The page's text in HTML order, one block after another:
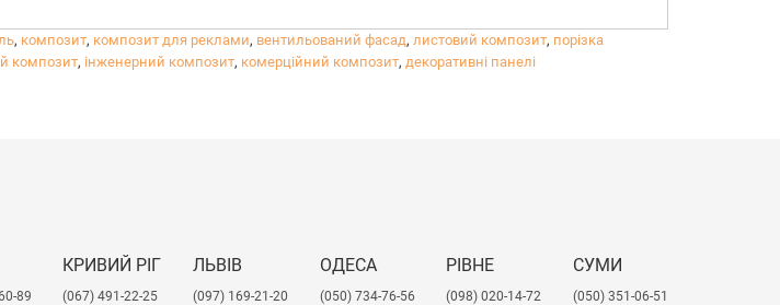
, композит, композит для реклами, вентильований фасад, листовий композит, порізка
композит, інженерний композит, комерційний композит, декоративні панелі
89
КРИВИЙ РІГ
(067) 491-22-25
ЛЬВІВ
​(097) 169-21-20
ОДЕСА
(050) 734-76-56
РІВНЕ
(098) 020-14-72
СУМИ
(050) 351-06-51